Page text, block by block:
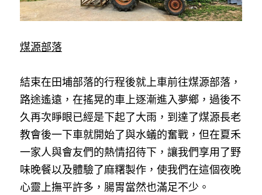
煤源部落
結束在田埔部落的行程後就上車前往煤源部落，
路途遙遠，在搖晃的車上逐漸進入夢鄉，過後不
久再次睜眼已經是下起了大雨，到達了煤源長老
教會後一下車就開始了與水蟻的奮戰，但在夏禾
一家人與會友們的熱情招待下，讓我們享用了野
味晚餐以及體驗了麻糬製作，使我們在這個夜晚
心靈上撫平許多，腸胃當然也滿足不少。